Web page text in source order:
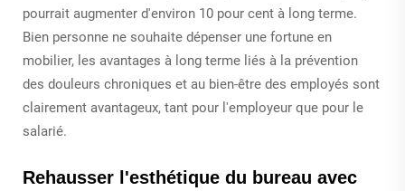
pourrait augmenter d'environ 10 pour cent à long terme.
Bien personne ne souhaite dépenser une fortune en
mobilier, les avantages à long terme liés à la prévention
des douleurs chroniques et au bien-être des employés sont
clairement avantageux, tant pour l'employeur que pour le
salarié.
Rehausser l'esthétique du bureau avec